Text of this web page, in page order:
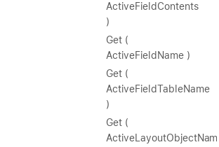
ActiveFieldContents
)
Get (
ActiveFieldName )
Get (
ActiveFieldTableName
)
Get (
ActiveLayoutObjectName